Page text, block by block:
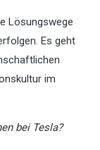
Lösungswege
Es geht
im
bei Tesla?